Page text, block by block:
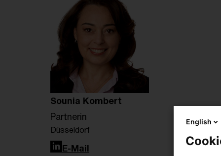
Sounia Kombert
Partnerin
Düsseldorf
LinkedIn
E-Mail
English